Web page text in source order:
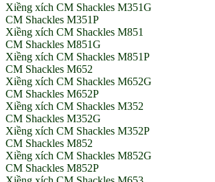
Xiềng xích CM Shackles M351G
CM Shackles M351P
Xiềng xích CM Shackles M851
CM Shackles M851G
Xiềng xích CM Shackles M851P
CM Shackles M652
Xiềng xích CM Shackles M652G
CM Shackles M652P
Xiềng xích CM Shackles M352
CM Shackles M352G
Xiềng xích CM Shackles M352P
CM Shackles M852
Xiềng xích CM Shackles M852G
CM Shackles M852P